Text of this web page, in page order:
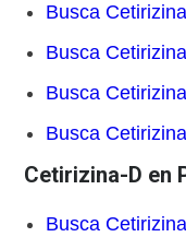
Busca
Busca
Busca
Busca
Cetirizina-D en
Busca